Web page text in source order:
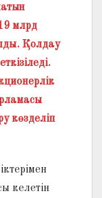
млрд
Қолдау
көзделіп
келетін